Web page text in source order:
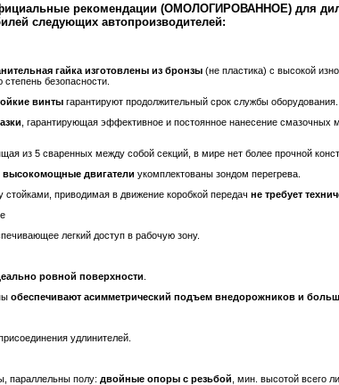
рекомендации (ОМОЛОГИРОВАННОЕ) для
следующих автопроизводителей:
гайка изготовлены из бронзы (не пластика) с высокой
безопасности.
винты гарантируют продолжительный срок службы оборудования.
, гарантирующая эффективное и постоянное нанесение смазочных
из 5 сваренных между собой секций, в мире нет более прочной
высокомощные двигатели укомплектованы зондом перегрева.
стойками, приводимая в движение коробкой передач не требует
легкий доступ в рабочую зону.
ровной поверхности
обеспечивают асимметрический подъем внедорожников и
удлинителей.
параллельны полу: двойные опоры с резьбой , мин. высотой всего